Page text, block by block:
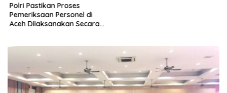
Polri Pastikan Proses
Pemeriksaan Personel di
Aceh Dilaksanakan Secara